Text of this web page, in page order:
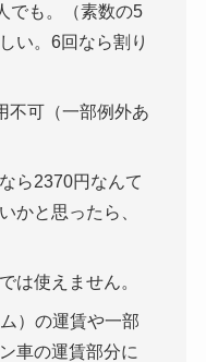
でも。（素数の5
い。6回なら割り
不可（一部例外あ
ら2370円なんて
かと思ったら、
は使えません。
）の運賃や一部
車の運賃部分に